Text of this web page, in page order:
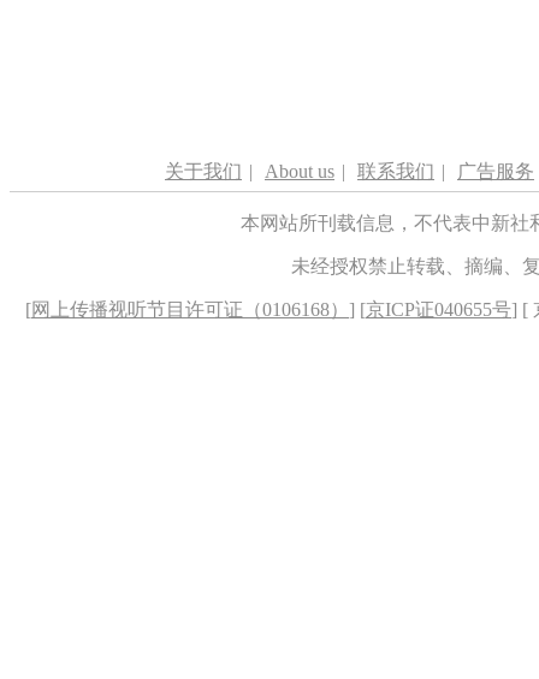
关于我们 | About us | 联系我们 | 广告服务
本网站所刊载信息，不代表中新
未经授权禁止转载、摘编、
[网上传播视听节目许可证（0106168） ] [京ICP证040655号] [